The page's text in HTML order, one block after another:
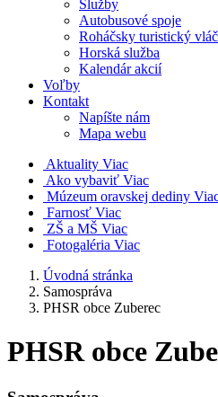
Služby
Autobusové spoje
Roháčsky turistický
Horská služba
Kalendár akcií
Voľby
Kontakt
Napíšte nám
Mapa webu
Aktuality Viac
Ako vybaviť Viac
Múzeum oravskej dediny
Farnosť Viac
ZŠ a MŠ Viac
Fotogaléria Viac
Úvodná stránka
Samospráva
PHSR obce Zuberec
PHSR obce